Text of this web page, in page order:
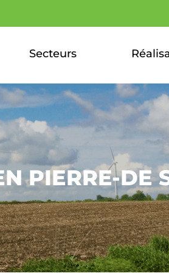
Secteurs
PIERRE-DE